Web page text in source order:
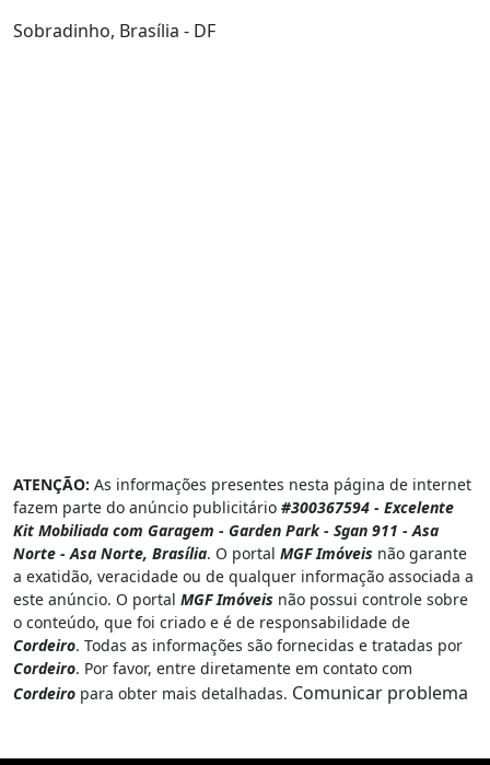
Sobradinho, Brasília - DF
ATENÇÃO: As informações presentes nesta página de internet
fazem parte do anúncio publicitário #300367594 - Excelente
Kit Mobiliada com Garagem - Garden Park - Sgan 911 - Asa
Norte - Asa Norte, Brasília. O portal MGF Imóveis não garante
a exatidão, veracidade ou de qualquer informação associada a
este anúncio. O portal MGF Imóveis não possui controle sobre
o conteúdo, que foi criado e é de responsabilidade de
Cordeiro. Todas as informações são fornecidas e tratadas por
Cordeiro. Por favor, entre diretamente em contato com
Cordeiro para obter mais detalhadas. Comunicar problema